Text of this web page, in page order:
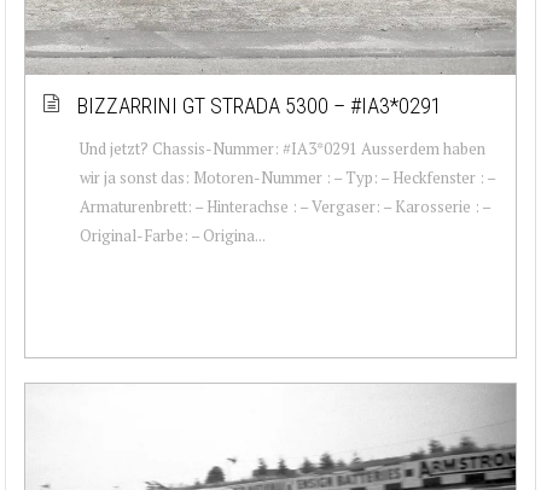
BIZZARRINI GT STRADA 5300 – #IA3*0291
Und jetzt? Chassis-Nummer: #IA3*0291 Ausserdem haben
wir ja sonst das: Motoren-Nummer : – Typ: – Heckfenster : –
Armaturenbrett: – Hinterachse : – Vergaser: – Karosserie : –
Original-Farbe: – Origina...